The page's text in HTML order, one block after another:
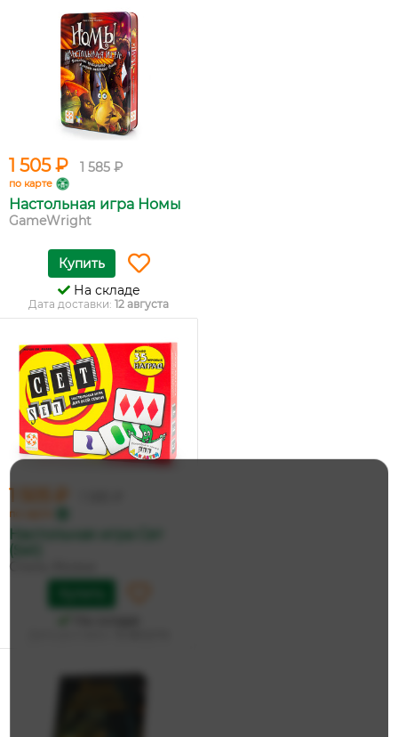
1 505 ₽ 1 585 ₽
по карте
Настольная игра Номы
GameWright
Купить
На складе
Дата доставки: 12 августа
1 505 ₽
по карте
Настольная игра Сет
(Set)
Стиль Жизни